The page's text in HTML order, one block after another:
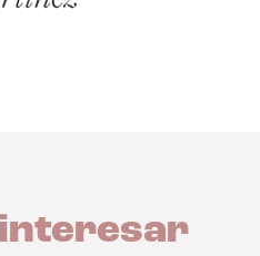
interesar